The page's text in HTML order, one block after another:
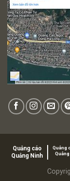
Quảng cáo
Quảng Ninh
Quảng